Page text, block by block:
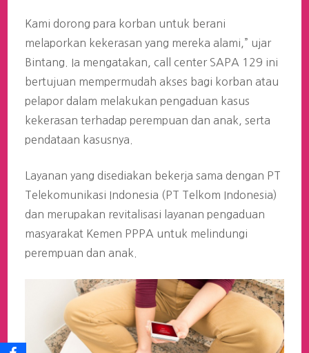
Kami dorong para korban untuk berani
melaporkan kekerasan yang mereka alami,” ujar
Bintang. Ia mengatakan, call center SAPA 129 ini
bertujuan mempermudah akses bagi korban atau
pelapor dalam melakukan pengaduan kasus
kekerasan terhadap perempuan dan anak, serta
pendataan kasusnya.
Layanan yang disediakan bekerja sama dengan PT
Telekomunikasi Indonesia (PT Telkom Indonesia)
dan merupakan revitalisasi layanan pengaduan
masyarakat Kemen PPPA untuk melindungi
perempuan dan anak.